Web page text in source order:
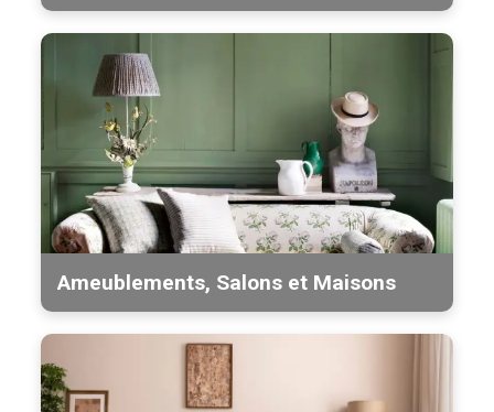
Ameublements, Salons et Maisons